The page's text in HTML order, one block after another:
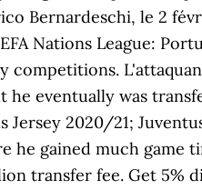
Bernardeschi, le 2
UEFA Nations League:
competitions.
he eventually was
Jersey 2020/21;
he gained much game
transfer fee. Get 5%